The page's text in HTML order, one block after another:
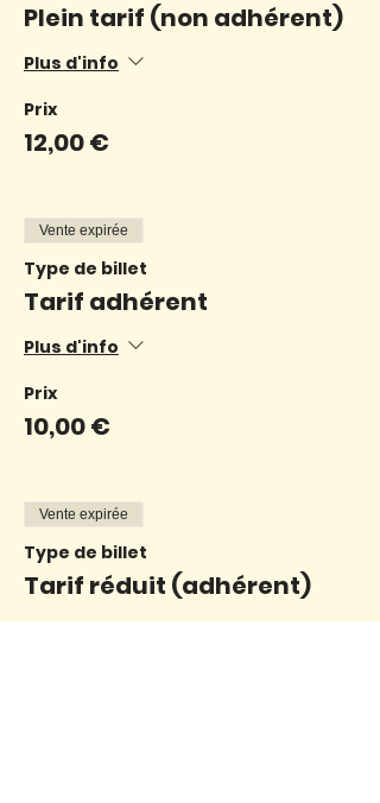
Plein tarif (non adhérent)
Plus d'info
Prix
12,00 €
Vente expirée
Type de billet
Tarif adhérent
Plus d'info
Prix
10,00 €
Vente expirée
Type de billet
Tarif réduit (adhérent)